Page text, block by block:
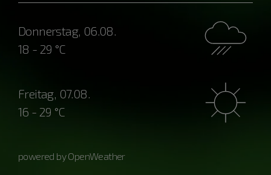
Donnerstag, 06.08.
18 - 29 °C
Freitag, 07.08.
16 - 29 °C
powered by OpenWeather